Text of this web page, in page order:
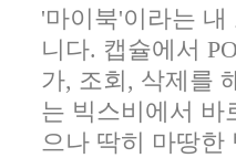
'마이북'이라는 내
니다. 캡슐에서
가, 조회, 삭제를
는 빅스비에서 바
으나 딱히 마땅한